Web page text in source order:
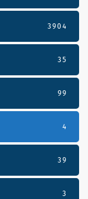
3904
35
99
4
39
3